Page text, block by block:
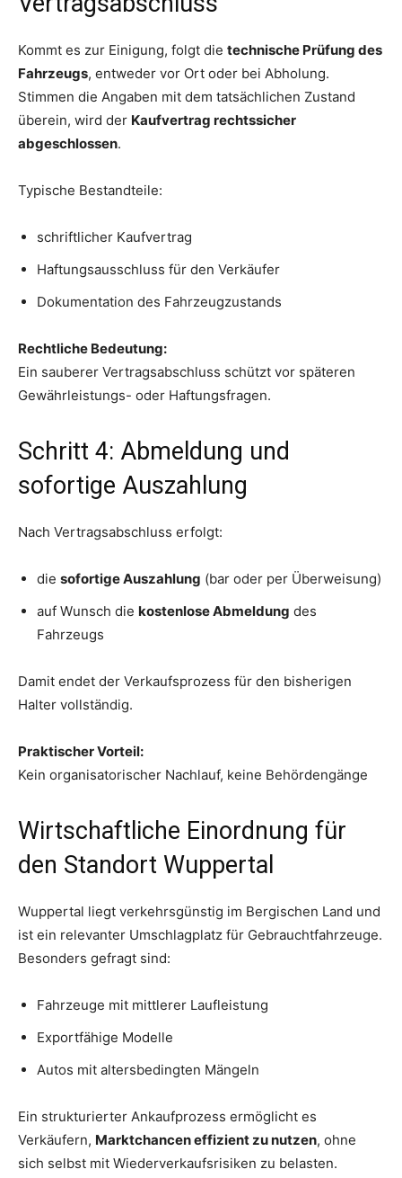
Kommt es zur Einigung, folgt die technische Prüfung des
Fahrzeugs, entweder vor Ort oder bei Abholung.
Stimmen die Angaben mit dem tatsächlichen Zustand
überein, wird der Kaufvertrag rechtssicher
abgeschlossen.
Typische Bestandteile:
schriftlicher Kaufvertrag
Haftungsausschluss für den Verkäufer
Dokumentation des Fahrzeugzustands
Rechtliche Bedeutung:
Ein sauberer Vertragsabschluss schützt vor späteren
Gewährleistungs- oder Haftungsfragen.
Schritt 4: Abmeldung und
sofortige Auszahlung
Nach Vertragsabschluss erfolgt:
die sofortige Auszahlung (bar oder per Überweisung)
auf Wunsch die kostenlose Abmeldung des
Fahrzeugs
Damit endet der Verkaufsprozess für den bisherigen
Halter vollständig.
Praktischer Vorteil:
Kein organisatorischer Nachlauf, keine Behördengänge
Wirtschaftliche Einordnung für
den Standort Wuppertal
Wuppertal liegt verkehrsgünstig im Bergischen Land und
ist ein relevanter Umschlagplatz für Gebrauchtfahrzeuge.
Besonders gefragt sind:
Fahrzeuge mit mittlerer Laufleistung
Exportfähige Modelle
Autos mit altersbedingten Mängeln
Ein strukturierter Ankaufprozess ermöglicht es
Verkäufern, Marktchancen effizient zu nutzen, ohne
sich selbst mit Wiederverkaufsrisiken zu belasten.